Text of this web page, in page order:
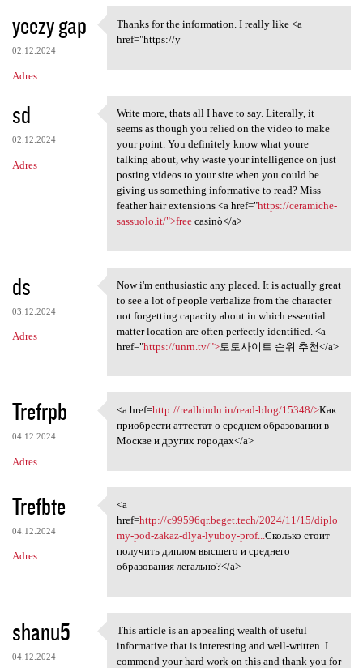
yeezy gap
02.12.2024
Adres
Thanks for the information. I
Thanks for the information. I really like <a
href="https://y
sd
02.12.2024
Adres
Write more, thats all I have
Write more, thats all I have to say. Literally, it
seems as though you relied on the video to make
your point. You definitely know what youre
talking about, why waste your intelligence on just
posting videos to your site when you could be
giving us something informative to read? Miss
feather hair extensions <a href="https://ceramiche-
sassuolo.it/">freecasinò</a>
ds
03.12.2024
Adres
Now i'm enthusiastic any
Now i'm enthusiastic any placed. It is actually great
to see a lot of people verbalize from the character
not forgetting capacity about in which essential
matter location are often perfectly identified. <a
href="https://unrn.tv/">토토사이트 순위 추천</a>
Trefrpb
04.12.2024
Adres
<a href=http://realhindu.in
<a href=http://realhindu.in/read-blog/15348/>Как
приобрести аттестат о среднем образовании в
Москве и других городах</a>
Trefbte
04.12.2024
Adres
<a href=http://c99596qr.beget
<a
href=http://c99596qr.beget.tech/2024/11/15/diplo
my-pod-zakaz-dlya-lyuboy-prof...Сколько стоит
получить диплом высшего и среднего
образования легально?</a>
shanu5
04.12.2024
This article is an appealing
This article is an appealing wealth of useful
informative that is interesting and well-written. I
commend your hard work on this and thank you for